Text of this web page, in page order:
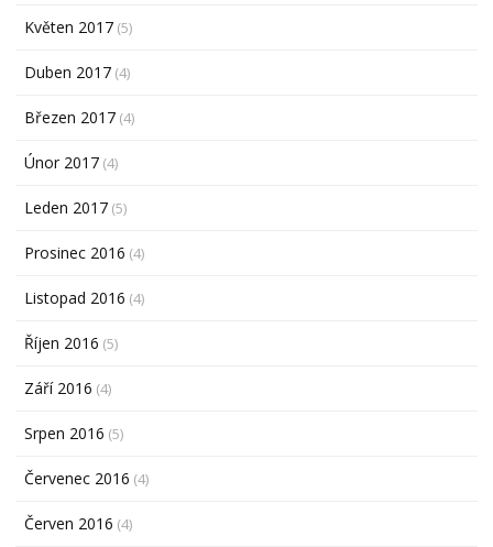
Květen 2017 (5)
Duben 2017 (4)
Březen 2017 (4)
Únor 2017 (4)
Leden 2017 (5)
Prosinec 2016 (4)
Listopad 2016 (4)
Říjen 2016 (5)
Září 2016 (4)
Srpen 2016 (5)
Červenec 2016 (4)
Červen 2016 (4)